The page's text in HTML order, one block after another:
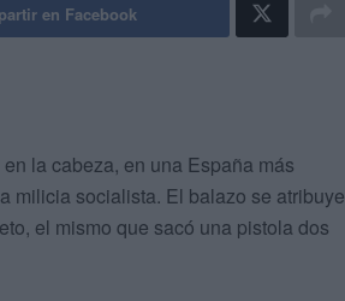
en Facebook
la cabeza, en una España más
milicia socialista. El balazo se atribuye
el mismo que sacó una pistola dos